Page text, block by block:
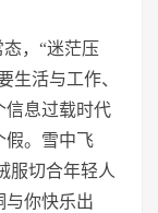
，“迷茫压
生活与工作、
信息过载时代
假。雪中飞
服切合年轻人
与你快乐出